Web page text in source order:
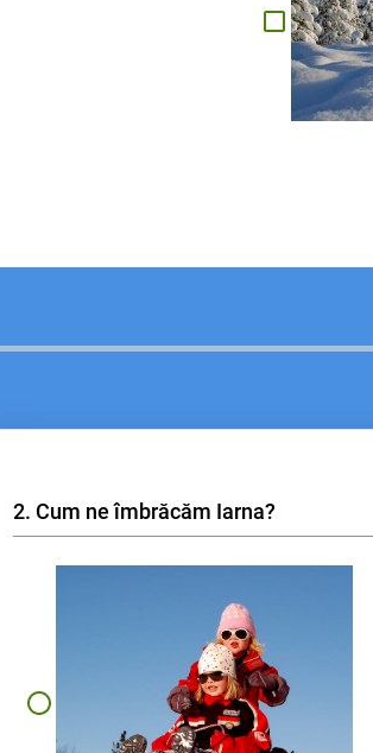
2. Cum ne îmbrăcăm Iarna?